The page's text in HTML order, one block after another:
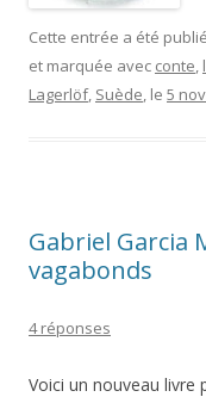
Cette entrée a été
et marquée avec conte,
Lagerlöf, Suède, le 5
Gabriel Garcia
vagabonds
4 réponses
Voici un nouveau livre